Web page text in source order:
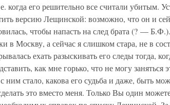
когда его решительно все считали убитым.
версию Лещинской: возможно, что он и
чтобы напасть на след брата (? —
в Москву, а сейчас я слишком стара, не в
ехать разыскивать его следы тогда,
как мне горько, что не могу заняться
ним стало, какова его судьба и даже, быть
это вместо меня. Только Вы один